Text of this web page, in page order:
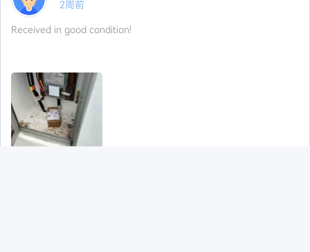
2周前
Received in good condition!